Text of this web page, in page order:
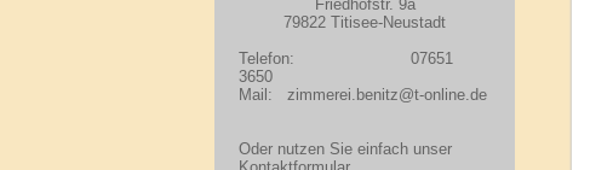
Friedhofstr. 9a
79822 Titisee-Neustadt
Telefon: 07651
3650
Mail: zimmerei.benitz@t-online.de
Oder nutzen Sie einfach unser